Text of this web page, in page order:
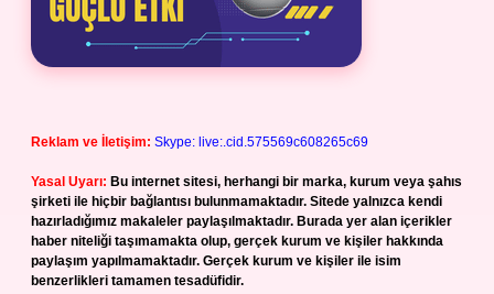
Reklam ve İletişim: Skype: live:.cid.575569c608265c69
Yasal Uyarı: Bu internet sitesi, herhangi bir marka, kurum veya şahıs
şirketi ile hiçbir bağlantısı bulunmamaktadır. Sitede yalnızca kendi
hazırladığımız makaleler paylaşılmaktadır. Burada yer alan içerikler
haber niteliği taşımamakta olup, gerçek kurum ve kişiler hakkında
paylaşım yapılmamaktadır. Gerçek kurum ve kişiler ile isim
benzerlikleri tamamen tesadüfidir.